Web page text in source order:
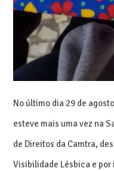
No último dia 29 de
esteve mais uma vez na
de Direitos da Camtra,
Visibilidade Lésbica e